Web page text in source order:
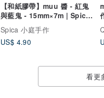
【和紙膠帶】muu 醬 - 紅鬼
與藍鬼 - 15mm×7m | Spica
小庭手作 (SM5)
Spica 小庭手作
US$ 4.90
看更